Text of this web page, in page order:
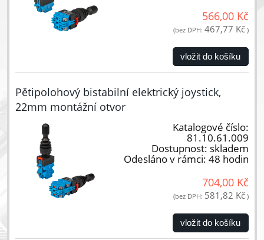
566,00 Kč
(bez DPH: 467,77 Kč )
vložit do košíku
Pětipolohový bistabilní elektrický joystick,
22mm montážní otvor
Katalogové číslo:
81.10.61.009
Dostupnost: skladem
Odesláno v rámci: 48 hodin
704,00 Kč
(bez DPH: 581,82 Kč )
vložit do košíku